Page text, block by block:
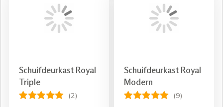
Schuifdeurkast Royal
Triple
(2)
Schuifdeurkast Royal
Modern
(9)